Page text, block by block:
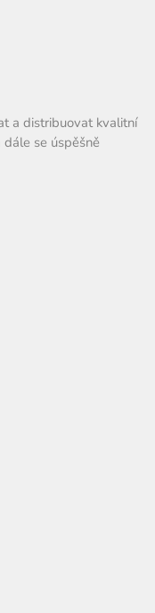
a distribuovat kvalitní
se úspěšně